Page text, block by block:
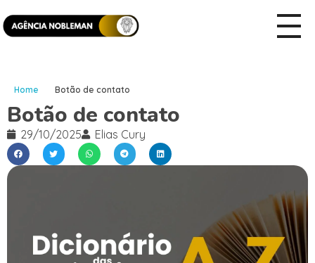
Home Botão de contato
Botão de contato
29/10/2025 Elias Cury